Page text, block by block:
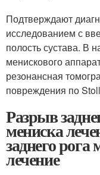
Подтверждают
исследованием с
полость сустава. В
менискового
резонансная
повреждения по
Разрыв
мениска
заднего
лечение